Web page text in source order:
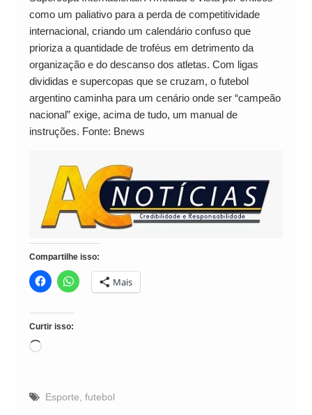
como um paliativo para a perda de competitividade
internacional, criando um calendário confuso que
prioriza a quantidade de troféus em detrimento da
organização e do descanso dos atletas. Com ligas
divididas e supercopas que se cruzam, o futebol
argentino caminha para um cenário onde ser “campeão
nacional” exige, acima de tudo, um manual de
instruções. Fonte: Bnews
Compartilhe isso:
Mais
Curtir isso:
Carregando...
Esporte futebol